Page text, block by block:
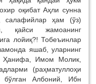
оқибат Аҳли сунна
салафийлар ҳам (ўз)
қайси жамоанинг
лойиқ?! Тобеъинлар
яшаб, уларнинг
Ҳанифа, Имом Молик,
(раҳматуллоҳи
Албоний, Ибн